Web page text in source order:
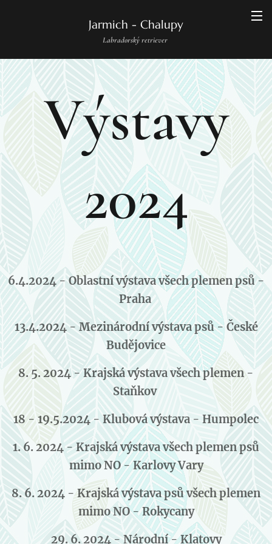
Jarmich - Chalupy
Labradorský retriever
Výstavy
2024
6.4.2024 - Oblastní výstava všech plemen psů -
Praha
13.4.2024 - Mezinárodní výstava psů - České
Budějovice
8. 5. 2024 - Krajská výstava všech plemen -
Staňkov
18 - 19.5.2024 - Klubová výstava - Humpolec
1. 6. 2024 - Krajská výstava všech plemen psů
mimo NO - Karlovy Vary
8. 6. 2024 - Krajská výstava psů všech plemen
mimo NO - Rokycany
29. 6. 2024 - Národní - Klatovy